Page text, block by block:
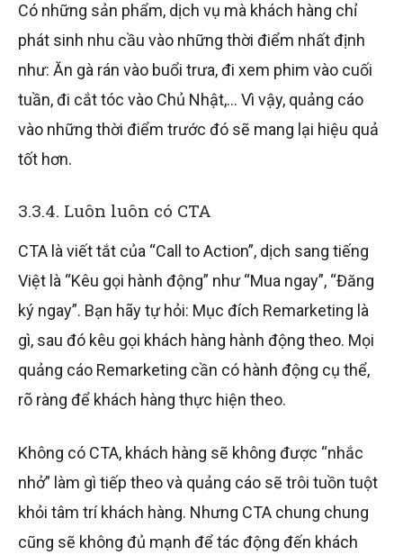
Có những sản phẩm, dịch vụ mà khách hàng chỉ
phát sinh nhu cầu vào những thời điểm nhất định
như: Ăn gà rán vào buổi trưa, đi xem phim vào cuối
tuần, đi cắt tóc vào Chủ Nhật,… Vì vậy, quảng cáo
vào những thời điểm trước đó sẽ mang lại hiệu quả
tốt hơn.
3.3.4. Luôn luôn có CTA
CTA là viết tắt của “Call to Action”, dịch sang tiếng
Việt là “Kêu gọi hành động” như “Mua ngay”, “Đăng
ký ngay”. Bạn hãy tự hỏi: Mục đích Remarketing là
gì, sau đó kêu gọi khách hàng hành động theo. Mọi
quảng cáo Remarketing cần có hành động cụ thể,
rõ ràng để khách hàng thực hiện theo.
Không có CTA, khách hàng sẽ không được “nhắc
nhở” làm gì tiếp theo và quảng cáo sẽ trôi tuồn tuột
khỏi tâm trí khách hàng. Nhưng CTA chung chung
cũng sẽ không đủ mạnh để tác động đến khách